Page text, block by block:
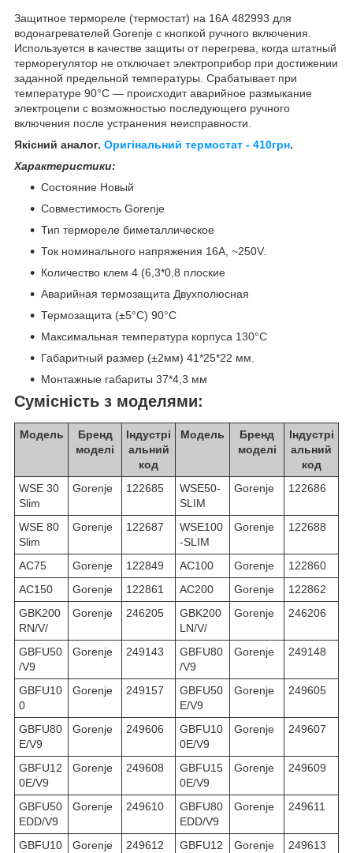
Защитное термореле (термостат) на 16А 482993 для
водонагревателей Gorenje с кнопкой ручного включения.
Используется в качестве защиты от перегрева, когда штатный
терморегулятор не отключает электроприбор при достижении
заданной предельной температуры. Срабатывает при
температуре 90°С — происходит аварийное размыкание
электроцепи с возможностью последующего ручного
включения после устранения неисправности.
Якісний аналог. Оригінальний термостат - 410грн.
Характеристики:
Состояние Новый
Совместимость Gorenje
Тип термореле биметаллическое
Ток номинального напряжения 16A, ~250V.
Количество клем 4 (6,3*0,8 плоские
Аварийная термозащита Двухполюсная
Термозащита (±5°C) 90°C
Максимальная температура корпуса 130°C
Габаритный размер (±2мм) 41*25*22 мм.
Монтажные габариты 37*4,3 мм
Сумісність з моделями:
Модель
Бренд
моделі
Індустрі
альний
код
Модель
Бренд
моделі
Індустрі
альний
код
WSE 30
Slim
Gorenje 122685
WSE50-
SLIM
Gorenje 122686
WSE 80
Slim
Gorenje 122687
WSE100
-SLIM
Gorenje 122688
AC75 Gorenje 122849 AC100 Gorenje
122860
AC150
Gorenje 122861 AC200 Gorenje
122862
GBK200
RN/V/
Gorenje 246205
GBK200
LN/V/
Gorenje 246206
GBFU50
/V9
Gorenje 249143
GBFU80
/V9
Gorenje 249148
GBFU10
0
Gorenje 249157
GBFU50
E/V9
Gorenje 249605
GBFU80
E/V9
Gorenje 249606
GBFU10
0E/V9
Gorenje 249607
GBFU12
0E/V9
Gorenje 249608
GBFU15
0E/V9
Gorenje 249609
GBFU50
EDD/V9
Gorenje 249610
GBFU80
EDD/V9
Gorenje 249611
GBFU10
Gorenje 249612
GBFU12
Gorenje 249613